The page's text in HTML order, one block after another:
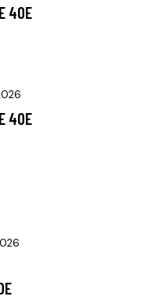
40E
40E